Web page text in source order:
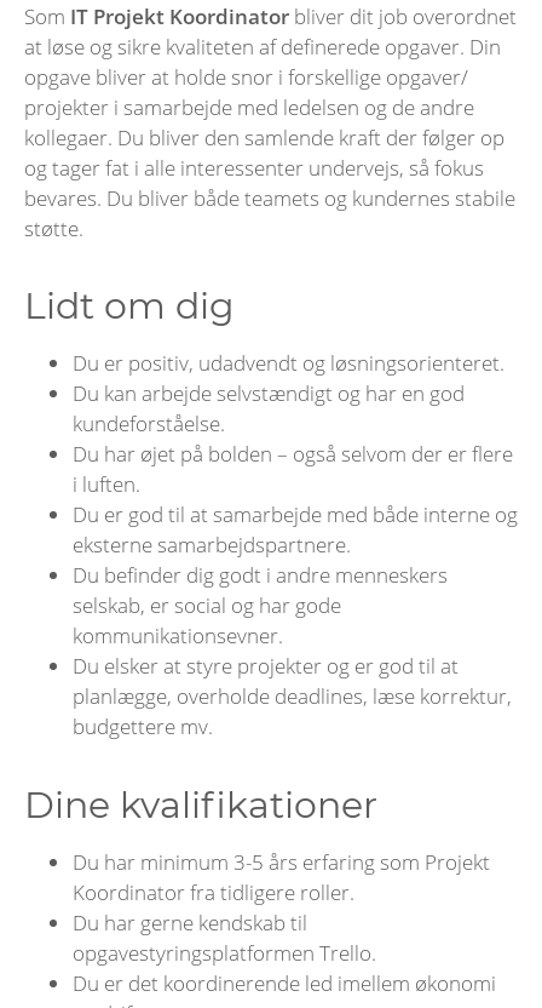
Som IT Projekt Koordinator bliver dit job overordnet
at løse og sikre kvaliteten af definerede opgaver. Din
opgave bliver at holde snor i forskellige opgaver/
projekter i samarbejde med ledelsen og de andre
kollegaer. Du bliver den samlende kraft der følger op
og tager fat i alle interessenter undervejs, så fokus
bevares. Du bliver både teamets og kundernes stabile
støtte.
Lidt om dig
Du er positiv, udadvendt og løsningsorienteret.
Du kan arbejde selvstændigt og har en god
kundeforståelse.
Du har øjet på bolden – også selvom der er flere
i luften.
Du er god til at samarbejde med både interne og
eksterne samarbejdspartnere.
Du befinder dig godt i andre menneskers
selskab, er social og har gode
kommunikationsevner.
Du elsker at styre projekter og er god til at
planlægge, overholde deadlines, læse korrektur,
budgettere mv.
Dine kvalifikationer
Du har minimum 3-5 års erfaring som Projekt
Koordinator fra tidligere roller.
Du har gerne kendskab til
opgavestyringsplatformen Trello.
Du er det koordinerende led imellem økonomi